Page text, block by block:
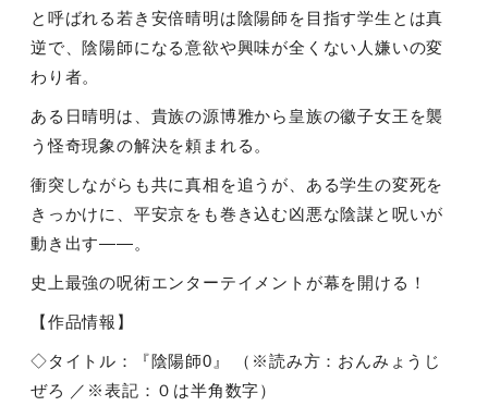
と呼ばれる若き安倍晴明は陰陽師を目指す学生とは真
逆で、陰陽師になる意欲や興味が全くない人嫌いの変
わり者。
ある日晴明は、貴族の源博雅から皇族の徽子女王を襲
う怪奇現象の解決を頼まれる。
衝突しながらも共に真相を追うが、ある学生の変死を
きっかけに、平安京をも巻き込む凶悪な陰謀と呪いが
動き出す――。
史上最強の呪術エンターテイメントが幕を開ける！
【作品情報】
◇タイトル：『陰陽師0』 （※読み方：おんみょうじ
ぜろ ／※表記：０は半角数字）